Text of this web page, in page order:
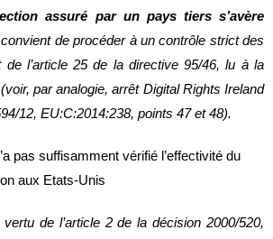
assuré par un pays tiers s’avère
convient de procéder à un contrôle strict des
de l’article 25 de la directive 95/46, lu à la
par analogie, arrêt Digital Rights Ireland
12, EU:C:2014:238, points 47 et 48).
pas suffisamment vérifié l’effectivité du
aux Etats-Unis
de l’article 2 de la décision 2000/520,